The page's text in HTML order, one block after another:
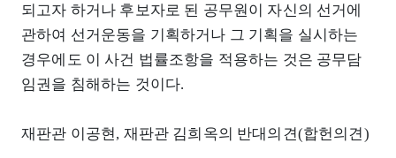
되고자 하거나 후보자로 된 공무원이 자신의 선거에
관하여 선거운동을 기획하거나 그 기획을 실시하는
경우에도 이 사건 법률조항을 적용하는 것은 공무담
임권을 침해하는 것이다.
재판관 이공현, 재판관 김희옥의 반대의견(합헌의견)